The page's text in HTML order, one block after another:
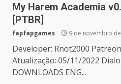
My Harem Academia
[PTBR]
fapfapgames 9 de novembro
Developer: Rnot2000
Atualização: 05/11/2022
DOWNLOADS ENG...